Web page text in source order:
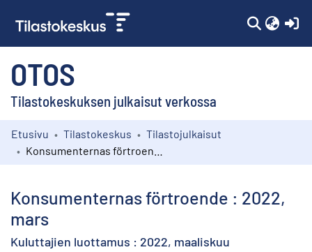
OTOS
Tilastokeskuksen julkaisut verkossa
Kokoelmat
Etusivu Tilastokeskus
Tilastojulkaisut
Konsumenternas förtroende : 2022,
mars
Kuluttajien luottamus : 2022, maaliskuu